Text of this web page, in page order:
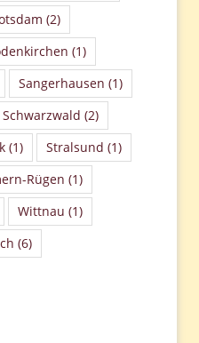
(2)
(1)
Sangerhausen (1)
Schwarzwald (2)
(1) Stralsund (1)
Rügen (1)
Wittnau (1)
(6)